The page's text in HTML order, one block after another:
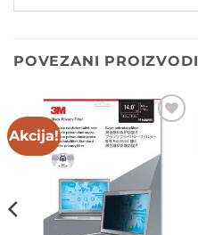
POVEZANI PROIZVODI
Akcija!
Add to